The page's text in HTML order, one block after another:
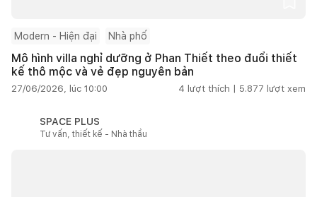
Modern - Hiện đại Nhà phố
Mô hình villa nghỉ dưỡng ở Phan Thiết theo đuổi thiết
kế thô mộc và vẻ đẹp nguyên bản
27/06/2026, lúc 10:00 4 lượt thích | 5.877 lượt xem
SPACE PLUS
Tư vấn, thiết kế - Nhà thầu